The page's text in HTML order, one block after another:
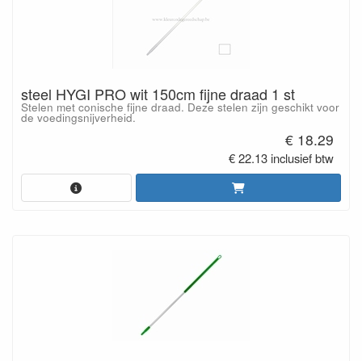
steel HYGI PRO wit 150cm fijne draad 1 st
Stelen met conische fijne draad. Deze stelen zijn geschikt voor
de voedingsnijverheid.
€ 18.29
€ 22.13 inclusief btw